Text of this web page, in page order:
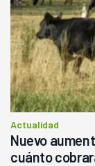
Actualidad
Nuevo
cuánto